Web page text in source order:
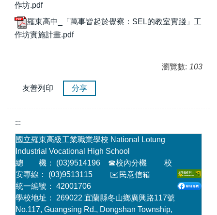
作坊.pdf
羅東高中_「萬事皆起於覺察：SEL的教室實踐」工
作坊實施計畫.pdf
瀏覽數: 103
友善列印 分享
:::
國立羅東高級工業職業學校 National Lotung
Industrial Vocational High School
總 機： (03)9514196 ☎校內分機
校
安專線： (03)9513115 ✉️民意信箱
統一編號： 42001706
學校地址： 269022 宜蘭縣冬山鄉廣興路117號
No.117, Guangsing Rd., Dongshan Township,